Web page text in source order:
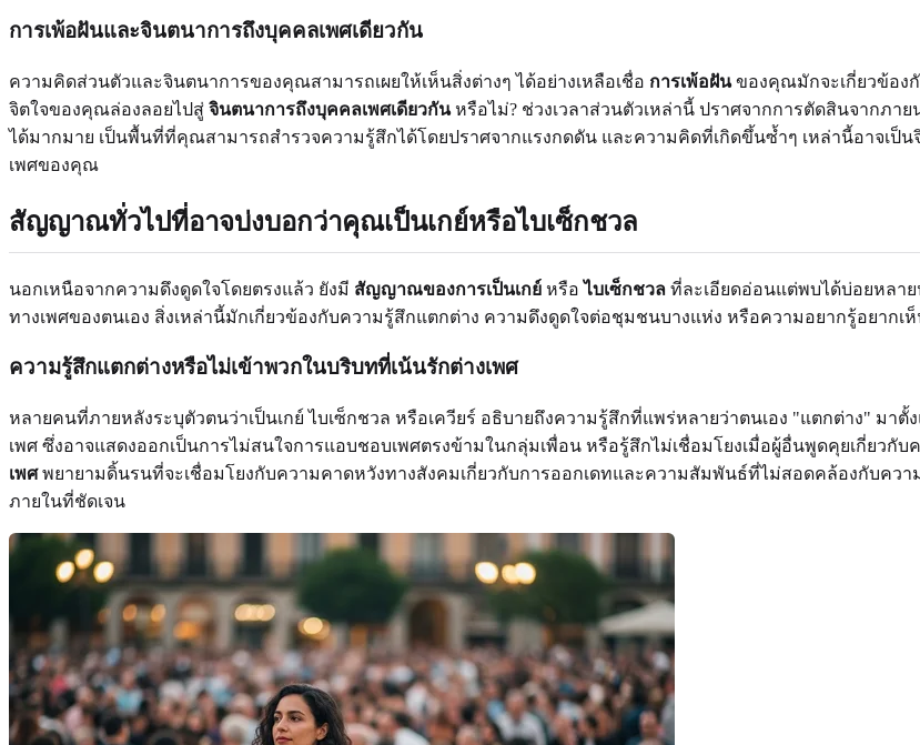
การเพ้อฝันและจินตนาการถึงบุคคลเพศเดียวกัน
ความคิดส่วนตัวและจินตนาการของคุณสามารถเผยให้เห็นสิ่งต่างๆ ได้อย่างเหลือเชื่อ การเพ้อฝันของคุณมักจะเกี่ยวข้อง
จิตใจของคุณล่องลอยไปสู่ จินตนาการถึงบุคคลเพศเดียวกันหรือไม่? ช่วงเวลาส่วนตัวเหล่านี้ ปราศจากการตัดสินจากภ
ได้มากมาย เป็นพื้นที่ที่คุณสามารถสำรวจความรู้สึกได้โดยปราศจากแรงกดดัน และความคิดที่เกิดขึ้นซ้ำๆ เหล่านี้อาจเ
เพศของคุณ
สัญญาณทั่วไปที่อาจบ่งบอกว่าคุณเป็นเกย์หรือไบเซ็กชวล
นอกเหนือจากความดึงดูดใจโดยตรงแล้ว ยังมี สัญญาณของการเป็นเกย์ หรือไบเซ็กชวล ที่ละเอียดอ่อนแต่พบได้บ่อยหลาย
ทางเพศของตนเอง สิ่งเหล่านี้มักเกี่ยวข้องกับความรู้สึกแตกต่าง ความดึงดูดใจต่อชุมชนบางแห่ง หรือความอยากรู้อยากเห็
ความรู้สึกแตกต่างหรือไม่เข้าพวกในบริบทที่เน้นรักต่างเพศ
หลายคนที่ภายหลังระบุตัวตนว่าเป็นเกย์ ไบเซ็กชวล หรือเควียร์ อธิบายถึงความรู้สึกที่แพร่หลายว่าตนเอง "แตกต่าง" มา
เพศ ซึ่งอาจแสดงออกเป็นการไม่สนใจการแอบชอบเพศตรงข้ามในกลุ่มเพื่อน หรือรู้สึกไม่เชื่อมโยงเมื่อผู้อื่นพูดคุยเกี่ย
เพศพยายามดิ้นรนที่จะเชื่อมโยงกับความคาดหวังทางสังคมเกี่ยวกับการออกเดทและความสัมพันธ์ที่ไม่สอดคล้องกับคว
ภายในที่ชัดเจน